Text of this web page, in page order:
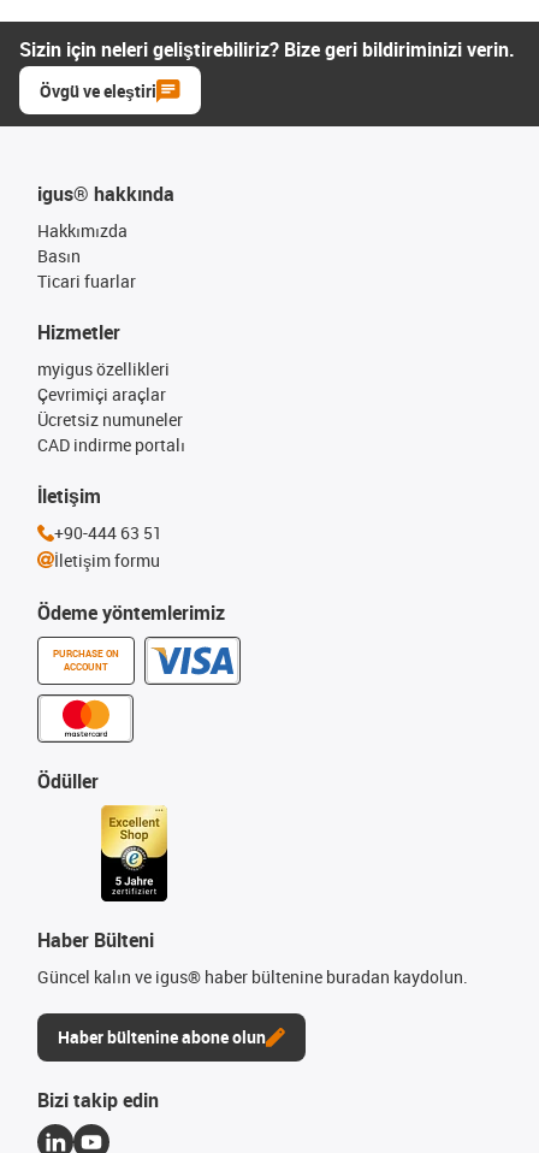
Sizin için neleri geliştirebiliriz? Bize geri bildiriminizi verin.
Övgü ve eleştiri
igus® hakkında
Hakkımızda
Basın
Ticari fuarlar
Ödeme yöntemlerimiz
PURCHASE ON
ACCOUNT
Hizmetler
myigus özellikleri
Çevrimiçi araçlar
Ücretsiz numuneler
CAD indirme portalı
Ödüller
Haber Bülteni
Güncel kalın ve igus® haber bültenine buradan kaydolun.
Haber bültenine abone olun
İletişim
+90-444 63 51
İletişim formu
Bizi takip edin